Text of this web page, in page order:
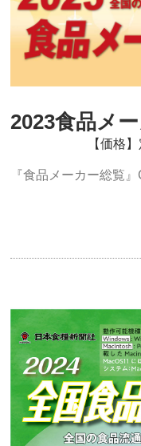
2023食品メ
【価格
『食品メーカー総覧